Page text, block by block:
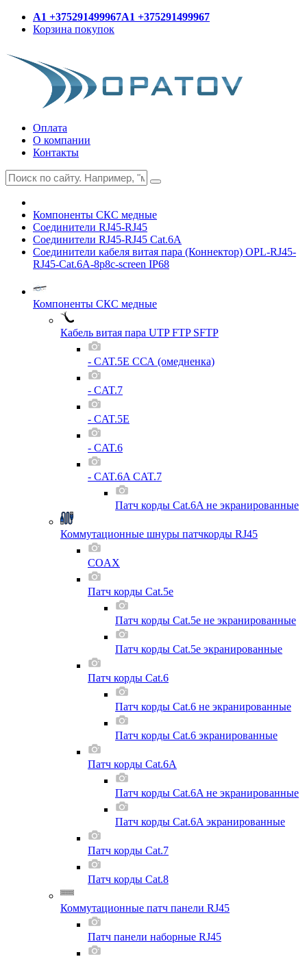
A1 +375291499967A1 +375291499967
Корзина покупок
Оплата
О компании
Контакты
Компоненты СКС медные
Соединители RJ45-RJ45
Соединители RJ45-RJ45 Cat.6A
Соединители кабеля витая пара (Коннектор) OPL-RJ45-
RJ45-Cat.6A-8p8c-screen IP68
Компоненты СКС медные
Кабель витая пара UTP FTP SFTP
- CAT.5E ССА (омедненка)
- CAT.7
- CAT.5E
- CAT.6
- CAT.6A CAT.7
Патч корды Cat.6A не экранированные
Коммутационные шнуры патчкорды RJ45
COAX
Патч корды Cat.5e
Патч корды Cat.5e не экранированные
Патч корды Cat.5e экранированные
Патч корды Cat.6
Патч корды Cat.6 не экранированные
Патч корды Cat.6 экранированные
Патч корды Cat.6A
Патч корды Cat.6A не экранированные
Патч корды Cat.6A экранированные
Патч корды Cat.7
Патч корды Cat.8
Коммутационные патч панели RJ45
Патч панели наборные RJ45